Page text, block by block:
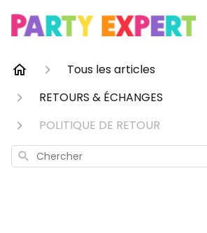
Tous les articles
RETOURS & ÉCHANGES
POLITIQUE DE RETOUR
Chercher